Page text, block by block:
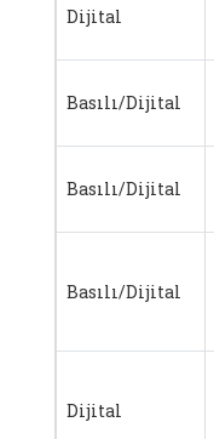
Dijital
Basılı/Dijital
Basılı/Dijital
Basılı/Dijital
Dijital